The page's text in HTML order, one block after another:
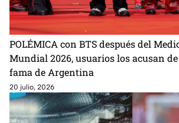
POLÉMICA con BTS después del
Mundial 2026, usuarios los acusan
fama de Argentina
20 julio, 2026